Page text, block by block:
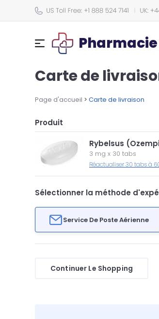
Pharmacie
Carte de
Page d'accueil > Carte de livraison
Produit
Rybelsus
3 mg x 30 tabs
Réactualiser 30 tabs à
Sélectionner la méthode
Service De Poste Aérienne
Continuer Le Shopping